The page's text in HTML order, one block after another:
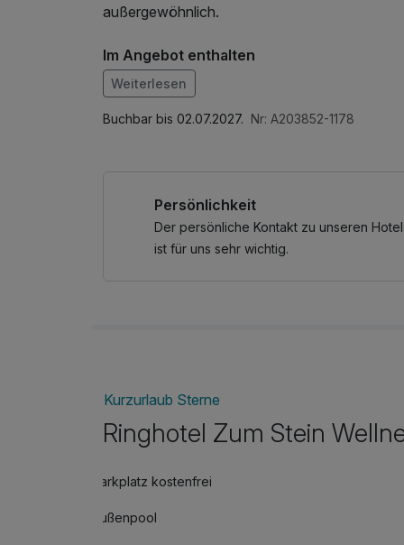
außergewöhnlich.
Im Angebot enthalten
Saunabenutzung, Saunatuch,
Wellnessbereichs, W-LAN Nutzung /
Weiterlesen
Buchbar bis 02.07.2027. Nr: A203852-1178
Persönlichkeit
Der persönliche Kontakt zu unseren
ist für uns sehr wichtig.
Kurzurlaub Sterne
Ringhotel Zum Stein
Parkplatz kostenfrei
Außenpool